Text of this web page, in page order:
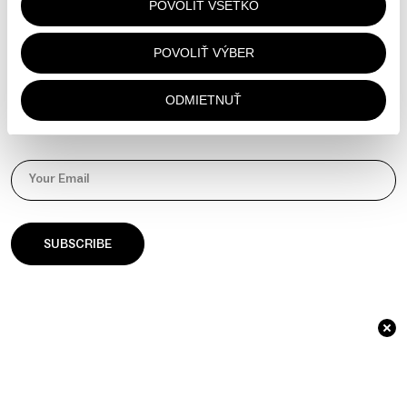
POVOLIŤ VŠETKO
POVOLIŤ VÝBER
ODMIETNUŤ
YouTube
Manage your cookie preferences
NEWSLETTER
Sign up for 10% off your first order
Your Email